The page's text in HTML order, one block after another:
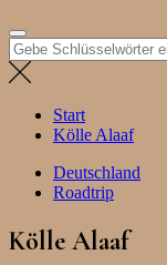
Suchen
nach:
Start
Kölle Alaaf
Deutschland
Roadtrip
Kölle Alaaf